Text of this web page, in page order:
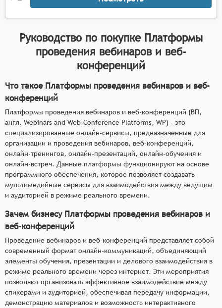
Руководство по покупке Платформы
проведения вебинаров и веб-
конференций
Что такое Платформы проведения вебинаров и веб-
конференций
Платформы проведения вебинаров и веб-конференций (ВП,
англ. Webinars and Web-Conference Platforms, WP) - это
специализированные онлайн-сервисы, предназначенные для
организации и проведения вебинаров, веб-конференций,
онлайн-тренингов, онлайн-презентаций, онлайн-обучения и
онлайн-встреч. Данные платформы функционируют на основе
программного обеспечения, которое позволяет создавать
мультимедийные сервисы для взаимодействия между ведущим
и аудиторией в режиме реального времени.
Зачем бизнесу Платформы проведения вебинаров и
веб-конференций
Проведение вебинаров и веб-конференций представляет собой
современный формат онлайн-коммуникаций, объединяющий
элементы обучения, презентации и делового взаимодействия в
режиме реального времени через интернет. Эти мероприятия
позволяют организовать эффективное взаимодействие между
спикерами и аудиторией, обеспечивая передачу информации,
демонстрацию материалов и возможность интерактивного